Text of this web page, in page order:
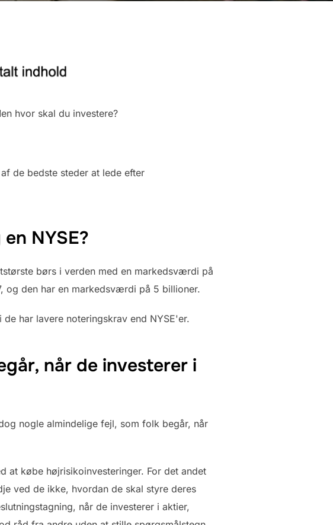
hvor skal du investere?
de bedste steder at lede efter
NYSE?
børs i verden med en markedsværdi på
og den har en markedsværdi på 5 billioner.
har lavere noteringskrav end NYSE'er.
når de investerer i
nogle almindelige fejl, som folk begår, når
at købe højrisikoinvesteringer. For det andet
ved de ikke, hvordan de skal styre deres
når de investerer i aktier,